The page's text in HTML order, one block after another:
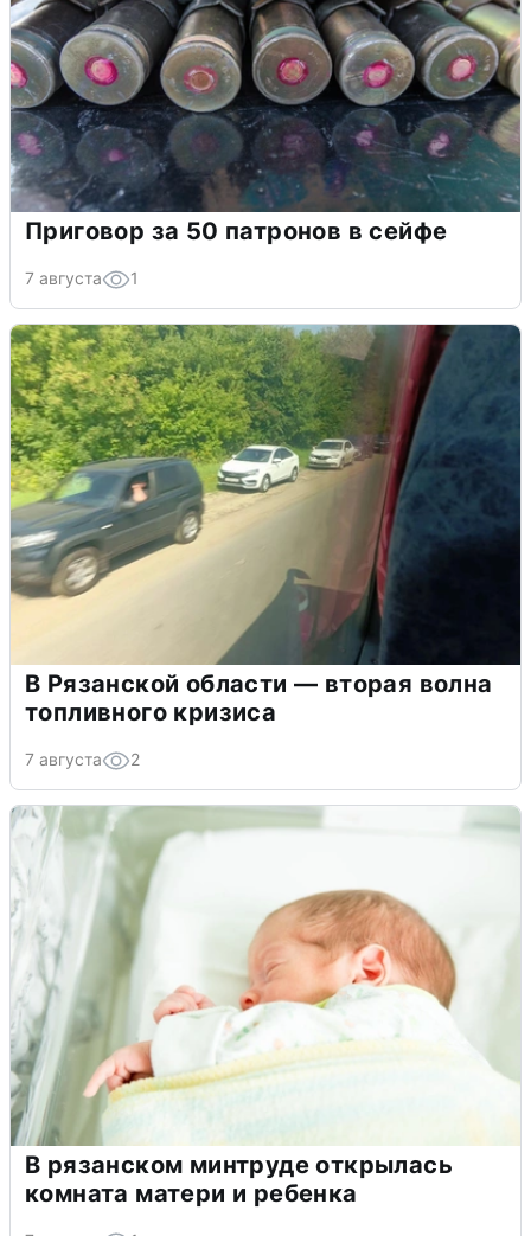
Приговор за 50 патронов в сейфе
7 августа 1
В Рязанской области — вторая волна
топливного кризиса
7 августа 2
В рязанском минтруде открылась
комната матери и ребенка